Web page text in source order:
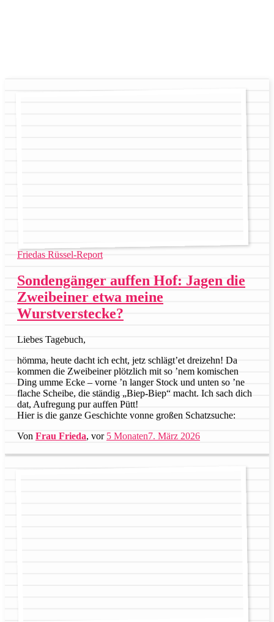
Friedas Rüssel-Report
Sondengänger auffen Hof: Jagen die
Zweibeiner etwa meine
Wurstverstecke?
Liebes Tagebuch,
hömma, heute dacht ich echt, jetz schlägt’et dreizehn! Da
kommen die Zweibeiner plötzlich mit so ’nem komischen
Ding umme Ecke – vorne ’n langer Stock und unten so ’ne
flache Scheibe, die ständig „Biep-Biep“ macht. Ich sach dich
dat, Aufregung pur auffen Pütt!
Hier is die ganze Geschichte vonne großen Schatzsuche:
Von Frau Frieda, vor 5 Monaten7. März 2026